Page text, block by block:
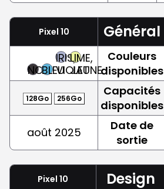
Pixel 10 Général
NOIRBLEU
IRIS,
VIOLET
LIME,
JAUNE
Couleurs
disponibles
128Go 256Go
Capacités
disponibles
août 2025
Date de
sortie
Pixel 10 Design